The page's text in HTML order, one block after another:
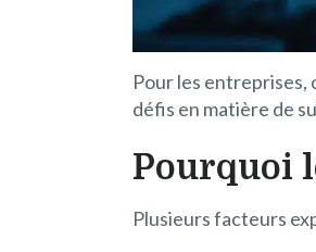
Pour les entreprises,
défis en matière de
Pourquoi
Plusieurs facteurs